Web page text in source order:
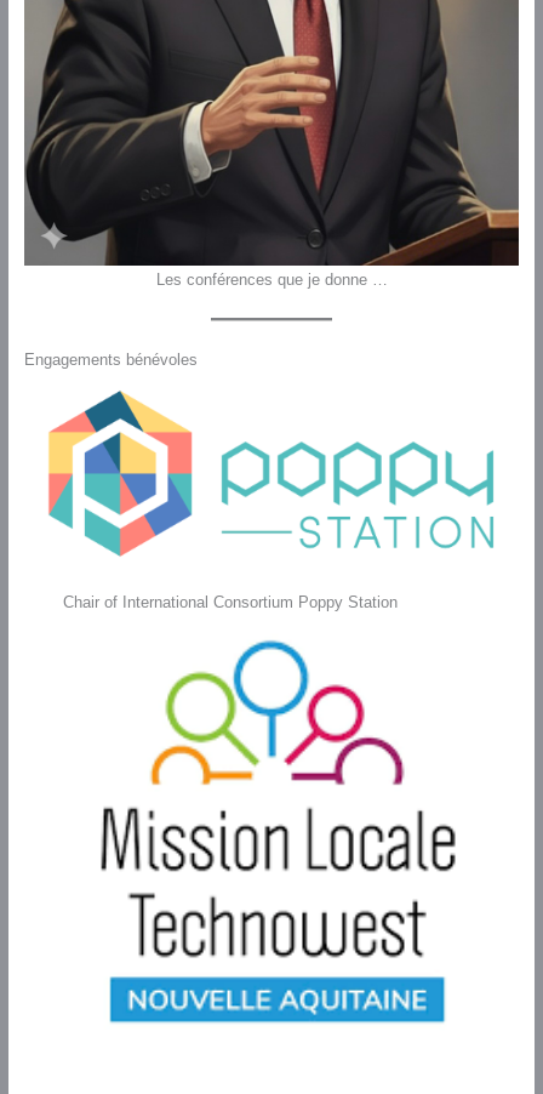
Les conférences que je donne …
Engagements bénévoles
Chair of International Consortium Poppy Station